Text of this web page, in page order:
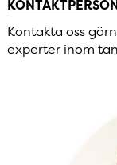
Kontakta oss
experter inom